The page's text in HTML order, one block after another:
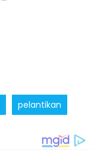
pelantikan